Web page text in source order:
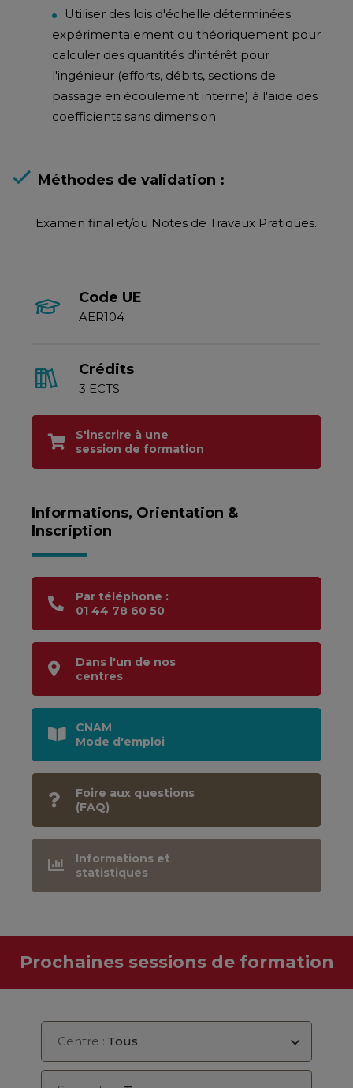
Utiliser des lois d'échelle déterminées
expérimentalement ou théoriquement pour
calculer des quantités d'intérêt pour
l'ingénieur (efforts, débits, sections de
passage en écoulement interne) à l'aide des
coefficients sans dimension.
Méthodes de validation :
Examen final et/ou Notes de Travaux Pratiques.
Code UE
AER104
Crédits
3 ECTS
S'inscrire à une
session de formation
Informations, Orientation &
Inscription
Par téléphone :
01 44 78 60 50
Dans l'un de nos
centres
CNAM
Mode d'emploi
Foire aux questions
(FAQ)
Informations et
statistiques
Prochaines sessions de formation
Centre : Tous